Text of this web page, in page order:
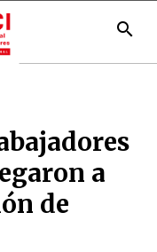
search
a
de